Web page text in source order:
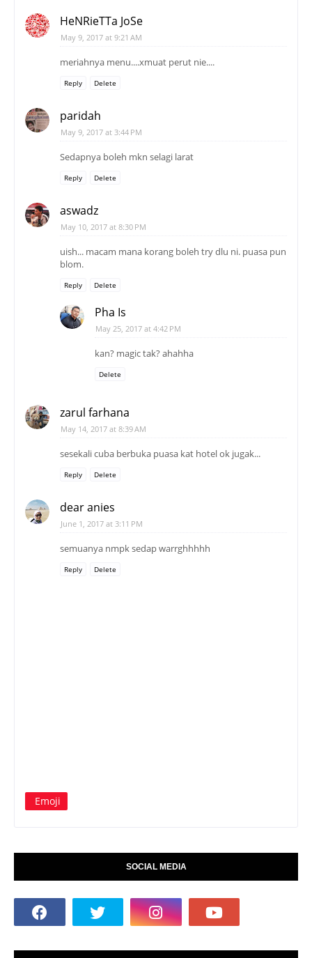
HeNRieTTa JoSe
May 9, 2017 at 9:21 AM
meriahnya menu....xmuat perut nie....
Reply Delete
paridah
May 9, 2017 at 3:44 PM
Sedapnya boleh mkn selagi larat
Reply Delete
aswadz
May 10, 2017 at 8:30 PM
uish... macam mana korang boleh try dlu ni. puasa pun
blom.
Reply Delete
Pha Is
May 25, 2017 at 4:42 PM
kan? magic tak? ahahha
Delete
zarul farhana
May 14, 2017 at 8:39 AM
sesekali cuba berbuka puasa kat hotel ok jugak...
Reply Delete
dear anies
June 1, 2017 at 3:11 PM
semuanya nmpk sedap warrghhhhh
Reply Delete
Emoji
SOCIAL MEDIA